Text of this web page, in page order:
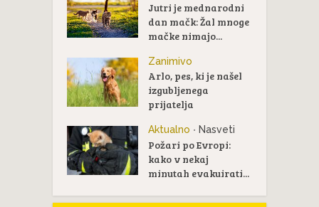
Jutri je mednarodni
dan mačk: Žal mnoge
mačke nimajo...
Zanimivo
Arlo, pes, ki je našel
izgubljenega
prijatelja
Aktualno • Nasveti
Požari po Evropi:
kako v nekaj
minutah evakuirati...